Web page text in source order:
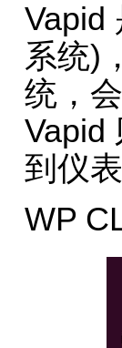
Vapid
系统)
统，
Vapid
到仪
WP